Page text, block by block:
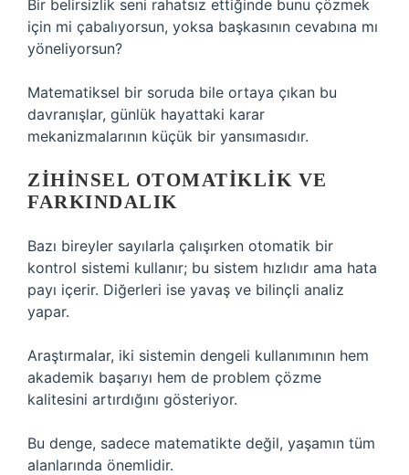
Bir belirsizlik seni rahatsız ettiğinde bunu çözmek
için mi çabalıyorsun, yoksa başkasının cevabına mı
yöneliyorsun?
Matematiksel bir soruda bile ortaya çıkan bu
davranışlar, günlük hayattaki karar
mekanizmalarının küçük bir yansımasıdır.
ZIHINSEL OTOMATIKLIK VE
FARKINDALIK
Bazı bireyler sayılarla çalışırken otomatik bir
kontrol sistemi kullanır; bu sistem hızlıdır ama hata
payı içerir. Diğerleri ise yavaş ve bilinçli analiz
yapar.
Araştırmalar, iki sistemin dengeli kullanımının hem
akademik başarıyı hem de problem çözme
kalitesini artırdığını gösteriyor.
Bu denge, sadece matematikte değil, yaşamın tüm
alanlarında önemlidir.